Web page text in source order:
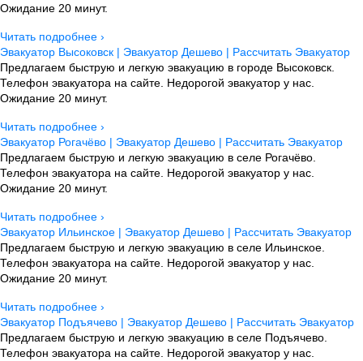
Ожидание 20 минут.
Читать подробнее ›
Эвакуатор Высоковск | Эвакуатор Дешево | Рассчитать Эвакуатор
Предлагаем быструю и легкую эвакуацию в городе Высоковск.
Телефон эвакуатора на сайте. Недорогой эвакуатор у нас.
Ожидание 20 минут.
Читать подробнее ›
Эвакуатор Рогачёво | Эвакуатор Дешево | Рассчитать Эвакуатор
Предлагаем быструю и легкую эвакуацию в селе Рогачёво.
Телефон эвакуатора на сайте. Недорогой эвакуатор у нас.
Ожидание 20 минут.
Читать подробнее ›
Эвакуатор Ильинское | Эвакуатор Дешево | Рассчитать Эвакуатор
Предлагаем быструю и легкую эвакуацию в селе Ильинское.
Телефон эвакуатора на сайте. Недорогой эвакуатор у нас.
Ожидание 20 минут.
Читать подробнее ›
Эвакуатор Подъячево | Эвакуатор Дешево | Рассчитать Эвакуатор
Предлагаем быструю и легкую эвакуацию в селе Подъячево.
Телефон эвакуатора на сайте. Недорогой эвакуатор у нас.